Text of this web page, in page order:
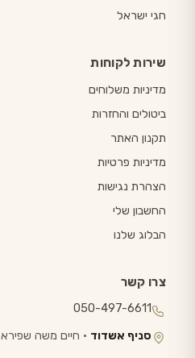
חגי ישראל
שירות לקוחות
מדיניות משלוחים
ביטולים והחזרות
תקנון האתר
מדיניות פרטיות
הצהרת נגישות
החשבון שלי
הבלוג שלנו
צרו קשר
050-497-6611
סניף אשדוד · חיים משה שפירא 20